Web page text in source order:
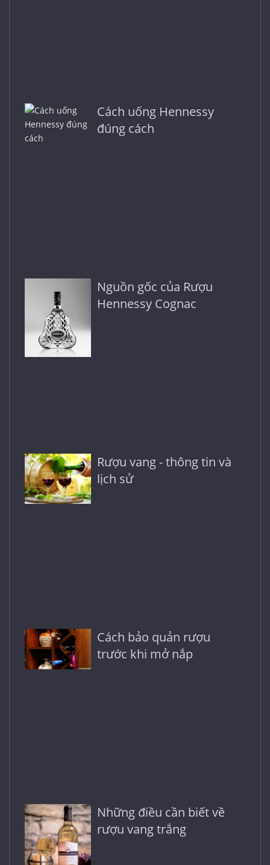
Cách uống Hennessy
đúng cách
Nguồn gốc của Rượu
Hennessy Cognac
Rượu vang - thông tin và
lịch sử
Cách bảo quản rượu
trước khi mở nắp
Những điều cần biết về
rượu vang trắng